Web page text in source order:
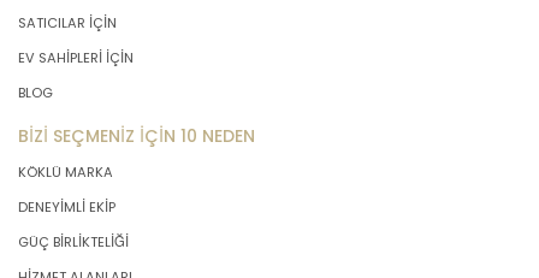
SATICILAR İÇİN
EV SAHİPLERİ İÇİN
BLOG
BİZİ SEÇMENİZ İÇİN 10 NEDEN
KÖKLÜ MARKA
DENEYİMLİ EKİP
GÜÇ BİRLİKTELİĞİ